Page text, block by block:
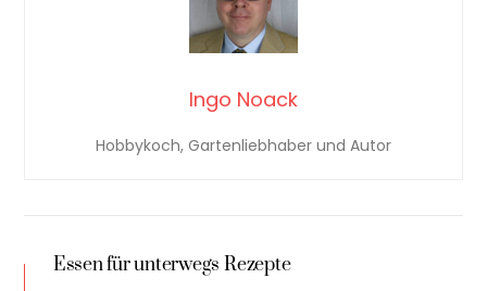
Ingo Noack
Hobbykoch, Gartenliebhaber und Autor
Essen für unterwegs Rezepte